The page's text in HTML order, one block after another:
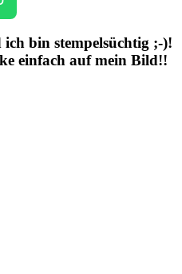
bin stempelsüchtig ;-)!
einfach auf mein Bild!!